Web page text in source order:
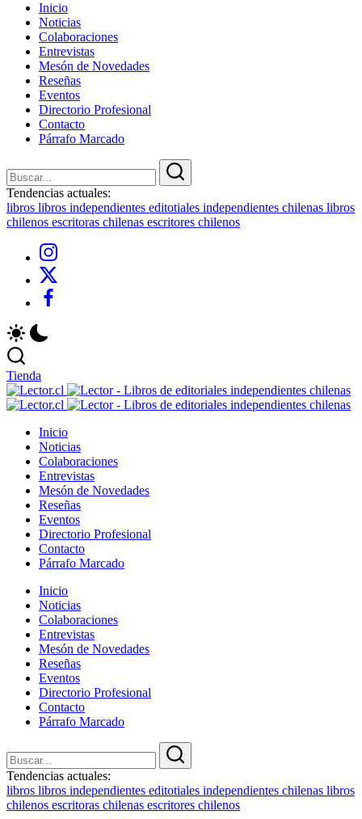
Inicio
Noticias
Colaboraciones
Entrevistas
Mesón de Novedades
Reseñas
Eventos
Directorio Profesional
Contacto
Párrafo Marcado
Buscar
Buscar
Tendencias actuales:
libros libros independientes editotiales independientes chilenas libros
chilenos escritoras chilenas escritores chilenos
Instagram
X
Facebook
Tienda
-
Revista
Libros
Chilenos
Literatura
Chilena
Lector
Libros
Chilenos
Literatura
Chilena
Inicio
Noticias
Colaboraciones
Entrevistas
Mesón de Novedades
Reseñas
Eventos
Directorio Profesional
Contacto
Párrafo Marcado
Inicio
Noticias
Colaboraciones
Entrevistas
Mesón de Novedades
Reseñas
Eventos
Directorio Profesional
Contacto
Párrafo Marcado
Buscar
Buscar
Tendencias actuales:
libros libros independientes editotiales independientes chilenas libros
chilenos escritoras chilenas escritores chilenos